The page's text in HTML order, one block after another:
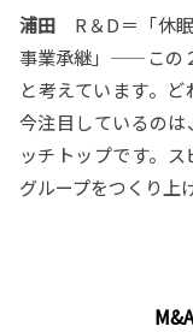
浦田 R＆D＝「休
事業承継」――この
と考えています。
今注目しているの
ッチトップです。
グループをつくり上